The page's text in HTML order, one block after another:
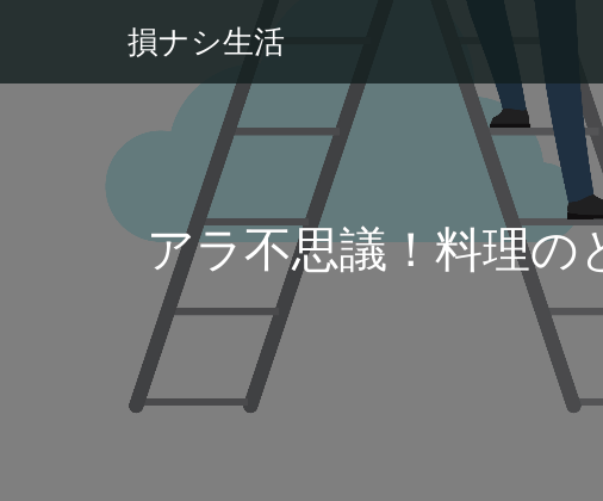
損ナシ生活
アラ不思議！料理の